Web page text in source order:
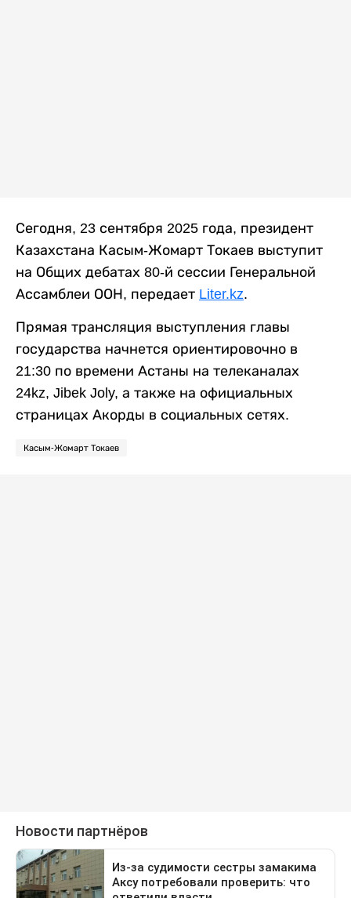
Сегодня, 23 сентября 2025 года, президент
Казахстана Касым-Жомарт Токаев выступит
на Общих дебатах 80-й сессии Генеральной
Ассамблеи ООН, передает Liter.kz.
Прямая трансляция выступления главы
государства начнется ориентировочно в
21:30 по времени Астаны на телеканалах
24kz, Jibek Joly, а также на официальных
страницах Акорды в социальных сетях.
Касым-Жомарт Токаев